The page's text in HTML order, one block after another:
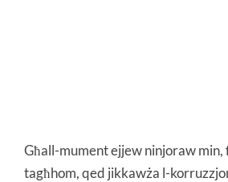
Għall-mument ejjew ninjoraw min,
tagħhom, qed jikkawża l-